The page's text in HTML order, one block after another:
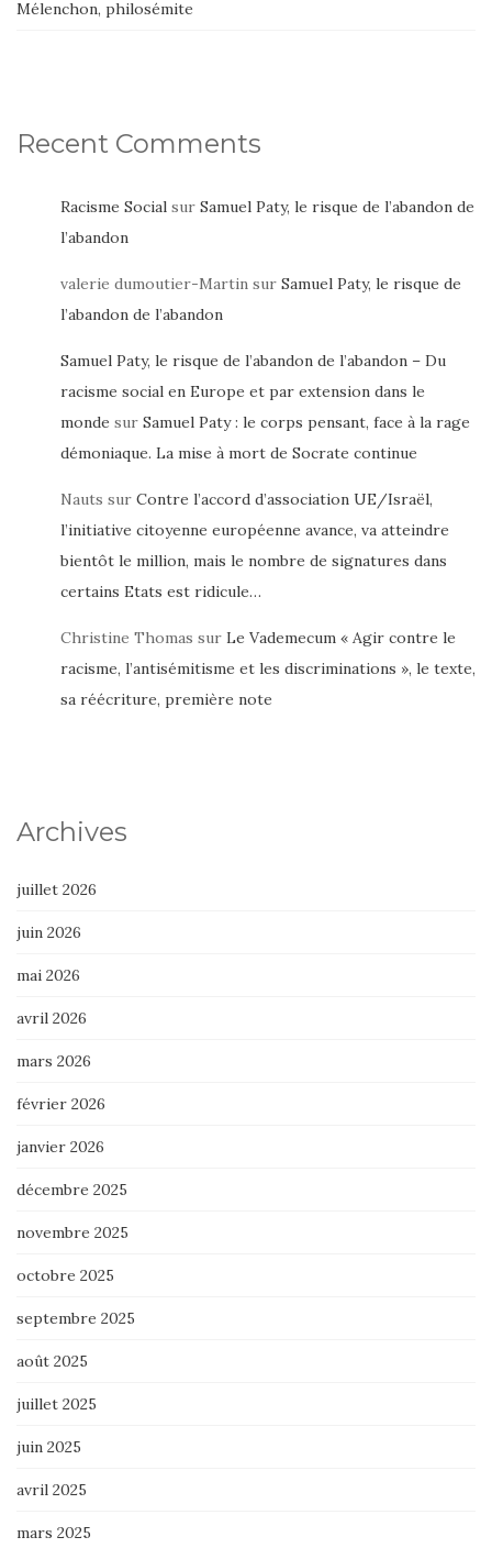
Mélenchon, philosémite
Recent Comments
Racisme Social sur Samuel Paty, le risque de l’abandon de
l’abandon
valerie dumoutier-Martin sur Samuel Paty, le risque de
l’abandon de l’abandon
Samuel Paty, le risque de l’abandon de l’abandon – Du
racisme social en Europe et par extension dans le
monde sur Samuel Paty : le corps pensant, face à la rage
démoniaque. La mise à mort de Socrate continue
Nauts sur Contre l’accord d’association UE/Israël,
l’initiative citoyenne européenne avance, va atteindre
bientôt le million, mais le nombre de signatures dans
certains Etats est ridicule…
Christine Thomas sur Le Vademecum « Agir contre le
racisme, l’antisémitisme et les discriminations », le texte,
sa réécriture, première note
Archives
juillet 2026
juin 2026
mai 2026
avril 2026
mars 2026
février 2026
janvier 2026
décembre 2025
novembre 2025
octobre 2025
septembre 2025
août 2025
juillet 2025
juin 2025
avril 2025
mars 2025